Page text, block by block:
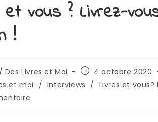
et vous ? Livrez-
!
Des Livres et Moi
Publication
publiée :
4 octobre 2020
et moi / Interviews / Livres et vous?